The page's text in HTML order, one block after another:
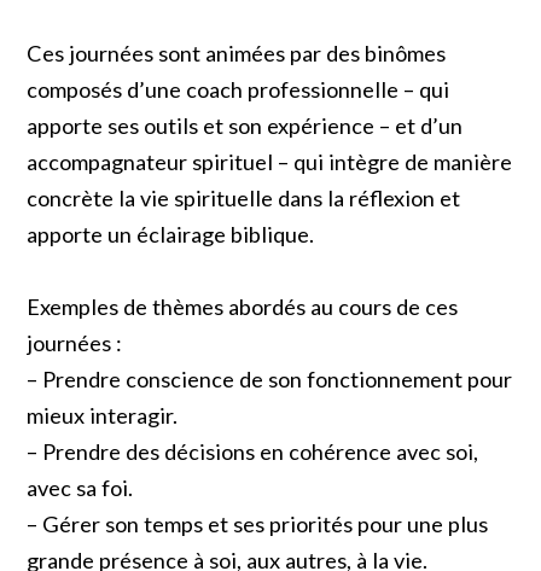
Ces journées sont animées par des binômes
composés d’une coach professionnelle – qui
apporte ses outils et son expérience – et d’un
accompagnateur spirituel – qui intègre de manière
concrète la vie spirituelle dans la réflexion et
apporte un éclairage biblique.
Exemples de thèmes abordés au cours de ces
journées :
– Prendre conscience de son fonctionnement pour
mieux interagir.
– Prendre des décisions en cohérence avec soi,
avec sa foi.
– Gérer son temps et ses priorités pour une plus
grande présence à soi, aux autres, à la vie.